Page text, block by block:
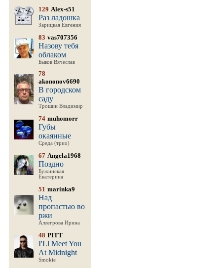
129 Alex-s51
Раз ладошка
Зарицкая Евгения
83 vas707356
Назову тебя
облаком
Быков Вячеслав
78
akononov6690
В городском
саду
Трошин Владимир
74 muhomorr
Губы
окаянные
Среда (трио)
67 Angela1968
Поздно
Бужинская
Екатерина
51 marinka9
Над
пропастью во
ржи
Аллегрова Ирина
48 PITT
I'Ll Meet You
At Midnight
Smokie